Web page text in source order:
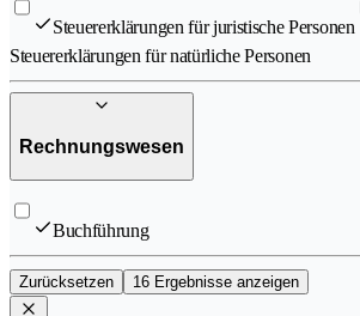
Steuererklärungen für juristische Personen
Steuererklärungen für natürliche Personen
Rechnungswesen
Buchführung
Zurücksetzen 16 Ergebnisse anzeigen